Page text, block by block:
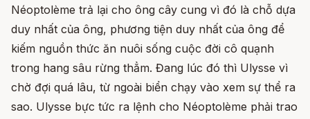
Néoptolème trả lại cho ông cây cung vì đó là chỗ dựa
duy nhất của ông, phương tiện duy nhất của ông để
kiếm nguồn thức ăn nuôi sống cuộc đời cô quạnh
trong hang sâu rừng thẳm. Đang lúc đó thì Ulysse vì
chờ đợi quá lâu, từ ngoài biển chạy vào xem sự thể ra
sao. Ulysse bực tức ra lệnh cho Néoptolème phải trao